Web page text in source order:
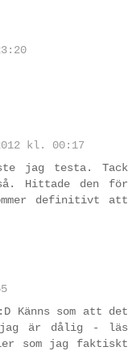
kl. 00:17
jag testa. Tack
Hittade den för
definitivt att
Känns som att det
jag är dålig - läs
som jag faktiskt